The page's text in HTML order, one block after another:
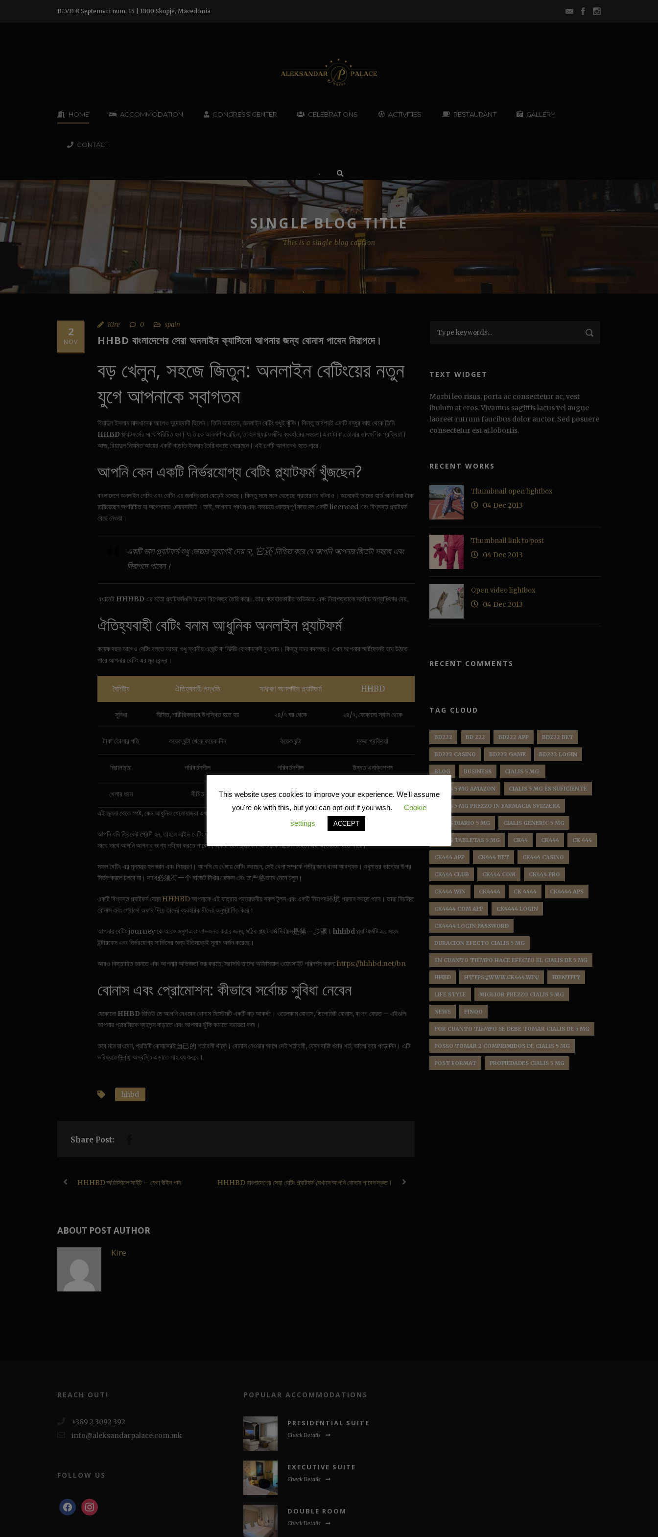
BLVD 8 Septemvri num. 15 | 1000 Skopje, Macedonia
HOME ACCOMMODATION CONGRESS CENTER CELEBRATIONS ACTIVITIES RESTAURANT GALLERY
CONTACT
•
SINGLE BLOG TITLE
This is a single blog caption
2
NOV
Kire 0 spain
HHBD বাংলাদেশের সেরা অনলাইন ক্যাসিনো আপনার জন্য বোনাস পাবেন নিরাপদে।
বড় খেলুন, সহজে জিতুন: অনলাইন বেটিংয়ের নতুন
যুগে আপনাকে স্বাগতম
রিয়াদুল ইসলাম মাসখানেক আগেও সন্দেহবাদী ছিলেন। তিনি ভাবতেন, অনলাইন বেটিং শুধুই ঝুঁকি। কিন্তু তারপরই একটি বন্ধুর কাছ থেকে তিনি
HHBD প্ল্যাটফর্মের সাথে পরিচিত হন। যা তাকে আকর্ষণ করেছিল, তা হল প্ল্যাটফর্মটির ব্যবহারের সহজতা এবং টাকা তোলার তাৎক্ষণিক প্রক্রিয়া।
আজ, রিয়াদুল নিয়মিত আয়ের একটি বাড়তি ইনকাম তৈরি করতে পেরেছেন। এই গল্পটি আপনারও হতে পারে।
আপনি কেন একটি নির্ভরযোগ্য বেটিং প্ল্যাটফর্ম খুঁজছেন?
বাংলাদেশে অনলাইন গেমিং এবং বেটিং এর জনপ্রিয়তা বেড়েই চলেছে। কিন্তু সঙ্গে সঙ্গে বেড়েছে প্রতারণার ঘটনাও। অনেকেই তাদের হার্ড আর্ন করা টাকা
হারিয়েছেন অপরিচিত বা অপেশাদার ওয়েবসাইটে। তাই, আপনার প্রথম এবং সবচেয়ে গুরুত্বপূর্ণ কাজ হল একটি licenced এবং বিশ্বস্ত প্ল্যাটফর্ম
বেছে নেওয়া।
একটি ভাল প্ল্যাটফর্ম শুধু জেতার সুযোগই দেয় না, 它还 নিশ্চিত করে যে আপনি আপনার জিতটা সহজে এবং
নিরাপদে পাবেন।
এখানেই HHHBD এর মতো প্ল্যাটফর্মগুলি তাদের বিশেষত্ব তৈরি করে। তারা ব্যবহারকারীর অভিজ্ঞতা এবং নিরাপত্তাকে সর্বোচ্চ অগ্রাধিকার দেয়。
ঐতিহ্যবাহী বেটিং বনাম আধুনিক অনলাইন প্ল্যাটফর্ম
কয়েক বছর আগেও বেটিং বলতে আমরা শুধু স্থানীয় এজেন্ট বা নির্দিষ্ট দোকানকেই বুঝতাম। কিন্তু সময় বদলেছে। এখন আপনার স্মার্টফোনই হয়ে উঠতে
পারে আপনার বেটিং এর মূল কেন্দ্র।
বৈশিষ্ট্য ঐতিহ্যবাহী পদ্ধতি সাধারণ অনলাইন প্ল্যাটফর্ম HHBD
সুবিধা সীমিত, শারীরিকভাবে উপস্থিত হতে হয় ২৪/৭ ঘর থেকে ২৪/৭, যেকোনো স্থান থেকে
টাকা তোলার গতি কয়েক ঘন্টা থেকে কয়েক দিন কয়েক ঘন্টা দ্রুত প্রক্রিয়া
নিরাপত্তা পরিবর্তনশীল পরিবর্তনশীল উন্নত এনক্রিপশন
খেলার ধরন সীমিত বহুবিধ ক্যাসিনো, লাইভ বেটিং ইত্যাদি
এই তুলনা থেকে স্পষ্ট, কেন আধুনিক খেলোয়াড়রা এখন এর মতো ডিজিটাল সমাধানের দিকে ঝুঁকছেন।
আপনি যদি ক্রিকেট প্রেমী হন, তাহলে লাইভ বেটিং আপনার জন্য চমৎকার একটি অপশন হতে পারে। ম্যাচ চলাকালীন প্রতিটি ওভার, প্রতিটি উইকেটের
সাথে সাথে আপনি আপনার ভাগ্য পরীক্ষা করতে পারেন। একটি ভাল প্ল্যাটফর্ম আপনাকে রিয়েল-টাইমে এই অভিজ্ঞতা দিতে পারে।
সফল বেটিং এর মূলমন্ত্র হল জ্ঞান এবং নিয়ন্ত্রণ। আপনি যে খেলায় বেটিং করছেন, সেই খেলা সম্পর্কে গভীর জ্ঞান থাকা আবশ্যক। শুধুমাত্র ভাগ্যের উপর
নির্ভর করলে চলবে না। সাথে必须有一个 বাজেট নির্ধারণ করুন এবং তা严格ভাবে মেনে চলুন।
একটি বিশ্বস্ত প্ল্যাটফর্ম যেমন HHHBDআপনাকে এই যাত্রায় প্রয়োজনীয় সকল টুলস এবং একটি নিরাপদ环境 প্রদান করতে পারে। তারা নিয়মিত
বোনাস এবং প্রোমো অফার দিয়ে তাদের ব্যবহারকারীদের অনুপ্রাণিত করে।
আপনার বেটিং journey কে আরও মসৃণ এবং লাভজনক করার জন্য, সঠিক প্ল্যাটফর্ম নির্বাচন是第一步骤। hhhbdপ্ল্যাটফর্মটি এর সহজ
ইন্টারফেস এবং নির্ভরযোগ্য সার্ভিসের জন্য ইতিমধ্যেই সুনাম অর্জন করেছে।
আরও বিস্তারিত জানতে এবং আপনার অভিজ্ঞতা শুরু করতে, সরাসরি তাদের অফিসিয়াল ওয়েবসাইট পরিদর্শন করুন:https://hhhbd.net/bn
বোনাস এবং প্রোমোশন: কীভাবে সর্বোচ্চ সুবিধা নেবেন
যেকোনো HHBD রিভিউ তে আপনি দেখবেন বোনাস সিস্টেমটি একটি বড় আকর্ষণ। ওয়েলকাম বোনাস, ডিপোজিট বোনাস, বা নগ ফেরত – এইগুলি
আপনার প্রারম্ভিক ব্যালেন্স বাড়াতে এবং আপনার ঝুঁকি কমাতে সহায়তা করে।
তবে মনে রাখবেন, প্রতিটি বোনাসেরই自己的 শর্তাবলী থাকে। বোনাস নেওয়ার আগে সেই শর্তাবলী, যেমন বাজি ধরার শর্ত, ভালো করে পড়ে নিন। এটি
ভবিষ্যতে任何 অস্বস্তি এড়াতে সাহায্য করবে।
hhbd
Share Post:
HHHBD অফিসিয়াল সাইট – মেগা উইন পান HHHBD বাংলাদেশের সেরা বেটিং প্ল্যাটফর্ম যেখানে আপনি বোনাস পাবেন দ্রুত।
ABOUT POST AUTHOR
Kire
TEXT WIDGET
Morbi leo risus, porta ac consectetur ac, vest
ibulum at eros. Vivamus sagittis lacus vel augue
laoreet rutrum faucibus dolor auctor. Sed posuere
consectetur est at lobortis.
RECENT WORKS
Thumbnail open lightbox
04 Dec 2013
Thumbnail link to post
04 Dec 2013
Open video lightbox
04 Dec 2013
RECENT COMMENTS
TAG CLOUD
BD222 BD 222 BD222 APP BD222 BET
BD222 CASINO BD222 GAME BD222 LOGIN
BLOG BUSINESS CIALIS 5 MG.
CIALIS 5 MG AMAZON CIALIS 5 MG ES SUFICIENTE
CIALIS 5 MG PREZZO IN FARMACIA SVIZZERA
CIALIS DIARIO 5 MG CIALIS GENERIC 5 MG
CIALIS TABLETAS 5 MG CK44 CK444 CK 444
CK444 APP CK444 BET CK444 CASINO
CK444 CLUB CK444 COM CK444 PRO
CK444 WIN CK4444 CK 4444 CK4444 APS
CK4444 COM APP CK4444 LOGIN
CK4444 LOGIN PASSWORD
DURACION EFECTO CIALIS 5 MG
EN CUANTO TIEMPO HACE EFECTO EL CIALIS DE 5 MG
HHBD HTTPS://WWW.CK444.WIN/ IDENTITY
LIFE STYLE MIGLIOR PREZZO CIALIS 5 MG
NEWS PINQO
POR CUANTO TIEMPO SE DEBE TOMAR CIALIS DE 5 MG
POSSO TOMAR 2 COMPRIMIDOS DE CIALIS 5 MG
POST FORMAT PROPIEDADES CIALIS 5 MG
REACH OUT!
+389 2 3092 392
info@aleksandarpalace.com.mk
FOLLOW US
facebookinstagram
POPULAR ACCOMMODATIONS
PRESIDENTIAL SUITE
Check Details
EXECUTIVE SUITE
Check Details
DOUBLE ROOM
Check Details
This website uses cookies to improve your experience. We'll assume
you're ok with this, but you can opt-out if you wish.
Cookie
settings
ACCEPT